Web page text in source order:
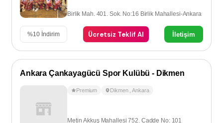
Birlik Mah. 401. Sok. No:16 Birlik Mahallesi-Ankara
%10 İndirim Ücretsiz Teklif Al İletişim
Ankara Çankayagücü Spor Kulübü - Dikmen
Premium Dikmen ,Ankara
Metin Akkuş Mahallesi 752. Cadde No: 101